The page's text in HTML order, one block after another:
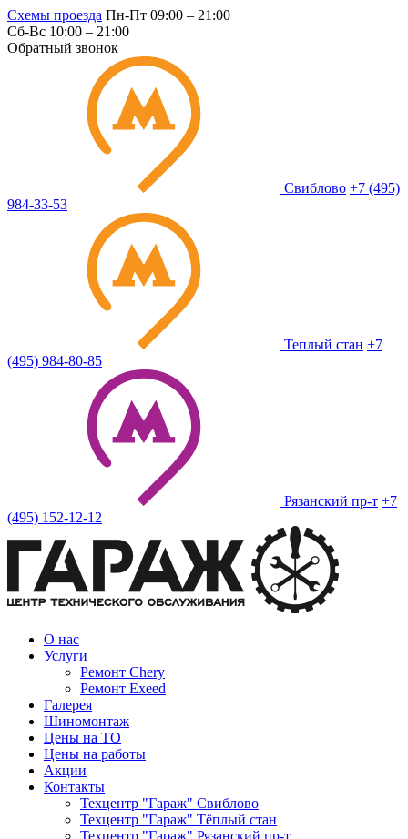
Схемы проезда Пн-Пт 09:00 – 21:00
Сб-Вс 10:00 – 21:00
Обратный звонок
Свиблово +7 (495)
984-33-53
Теплый стан +7
(495) 984-80-85
Рязанский пр-т +7
(495) 152-12-12
О нас
Услуги
Ремонт Chery
Ремонт Exeed
Галерея
Шиномонтаж
Цены на ТО
Цены на работы
Акции
Контакты
Техцентр "Гараж" Свиблово
Техцентр "Гараж" Тёплый стан
Техцентр "Гараж" Рязанский пр-т